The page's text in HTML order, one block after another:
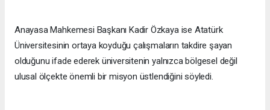
Anayasa Mahkemesi Başkanı Kadir Özkaya ise Atatürk
Üniversitesinin ortaya koyduğu çalışmaların takdire şayan
olduğunu ifade ederek üniversitenin yalnızca bölgesel değil
ulusal ölçekte önemli bir misyon üstlendiğini söyledi.